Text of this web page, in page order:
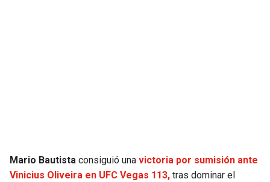
Mario Bautista consiguió una victoria por sumisión ante
Vinicius Oliveira en UFC Vegas 113, tras dominar el